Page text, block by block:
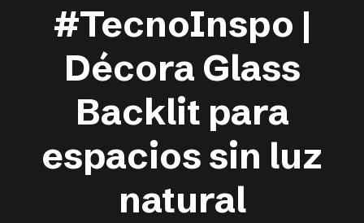
#TecnoInspo |
Décora Glass
Backlit para
espacios sin luz
natural